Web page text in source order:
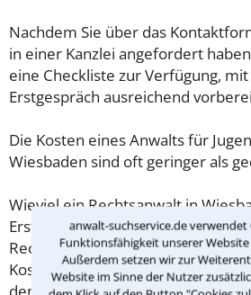
anwalt-suchservice.de verwendet
Funktionsfähigkeit unserer
Außerdem setzen wir zur
Website im Sinne der Nutzer
Nachdem Sie über das
in einer Kanzlei angefordert
eine Checkliste zur Verfügung,
Erstgespräch ausreichend
Die Kosten eines Anwalts für
Wiesbaden sind oft geringer als
Wieviel ein Rechtsanwalt in
Erstberatung verlangen darf, ist in
Rechtsanwaltsvergütungsgesetz
Kosten für das erste
demnach maximal 190,00 € zzgl.